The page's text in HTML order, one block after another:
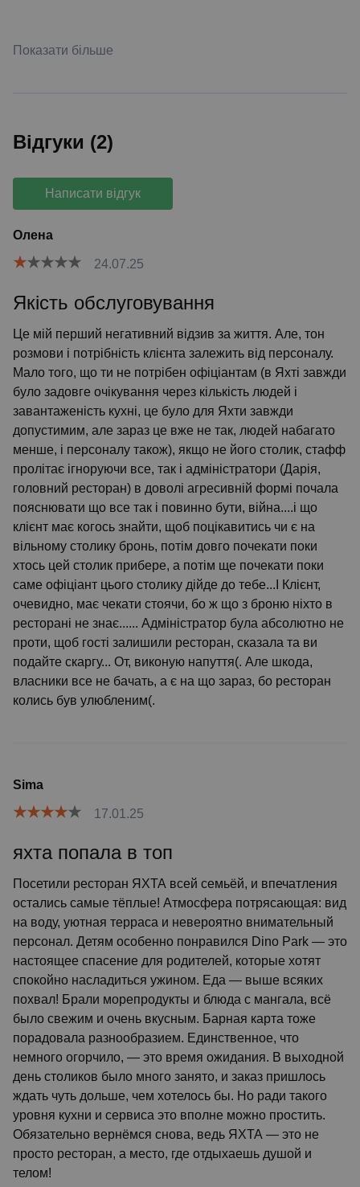
Показати більше
Відгуки (2)
Написати відгук
Олена
24.07.25
Якість обслуговування
Це мій перший негативний відзив за життя. Але, тон
розмови і потрібність клієнта залежить від персоналу.
Мало того, що ти не потрібен офіціантам (в Яхті завжди
було задовге очікування через кількість людей і
завантаженість кухні, це було для Яхти завжди
допустимим, але зараз це вже не так, людей набагато
менше, і персоналу також), якщо не його столик, стафф
пролітає ігноруючи все, так і адміністратори (Дарія,
головний ресторан) в доволі агресивній формі почала
пояснювати що все так і повинно бути, війна....і що
клієнт має когось знайти, щоб поцікавитись чи є на
вільному столику бронь, потім довго почекати поки
хтось цей столик прибере, а потім ще почекати поки
саме офіціант цього столику дійде до тебе...І Клієнт,
очевидно, має чекати стоячи, бо ж що з броню ніхто в
ресторані не знає...... Адміністратор була абсолютно не
проти, щоб гості залишили ресторан, сказала та ви
подайте скаргу... От, виконую напуття(. Але шкода,
власники все не бачать, а є на що зараз, бо ресторан
колись був улюбленим(.
Sima
17.01.25
яхта попала в топ
Посетили ресторан ЯХТА всей семьёй, и впечатления
остались самые тёплые! Атмосфера потрясающая: вид
на воду, уютная терраса и невероятно внимательный
персонал. Детям особенно понравился Dino Park — это
настоящее спасение для родителей, которые хотят
спокойно насладиться ужином. Еда — выше всяких
похвал! Брали морепродукты и блюда с мангала, всё
было свежим и очень вкусным. Барная карта тоже
порадовала разнообразием. Единственное, что
немного огорчило, — это время ожидания. В выходной
день столиков было много занято, и заказ пришлось
ждать чуть дольше, чем хотелось бы. Но ради такого
уровня кухни и сервиса это вполне можно простить.
Обязательно вернёмся снова, ведь ЯХТА — это не
просто ресторан, а место, где отдыхаешь душой и
телом!